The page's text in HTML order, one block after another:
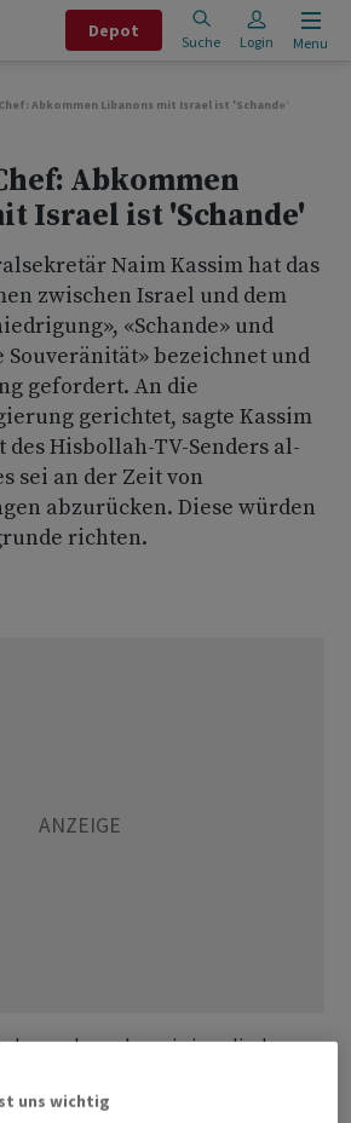
Depot
Suche Login Menu
Abkommen Libanons mit Israel ist 'Schande'
Abkommen
Israel ist 'Schande'
Naim Kassim hat das
zwischen Israel und dem
«Schande» und
Souveränität» bezeichnet und
gefordert. An die
gerichtet, sagte Kassim
des Hisbollah-TV-Senders al-
sei an der Zeit von
abzurücken. Diese würden
richten.
dass ein israelischer
Dies überschreite «rote
uns wichtig